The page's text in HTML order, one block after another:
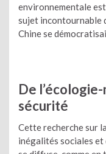
environnementale
sujet incontournable
Chine se
De
sécurité
Cette recherche sur
inégalités sociales et